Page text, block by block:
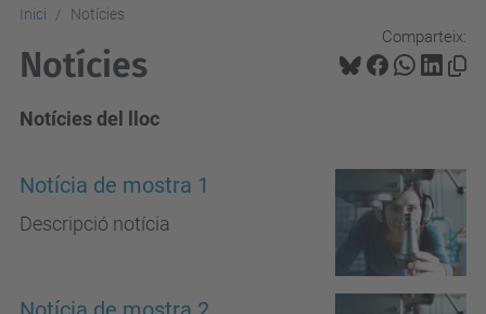
Inici Notícies
Comparteix:
Notícies
Notícies del lloc
Notícia de mostra 1
Descripció notícia